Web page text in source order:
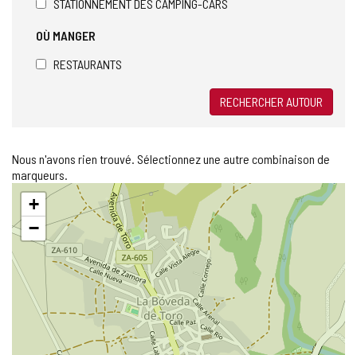
STATIONNEMENT DES CAMPING-CARS
OÙ MANGER
RESTAURANTS
RECHERCHER AUTOUR
Nous n'avons rien trouvé. Sélectionnez une autre combinaison de
marqueurs.
Sauter
carte
+
−